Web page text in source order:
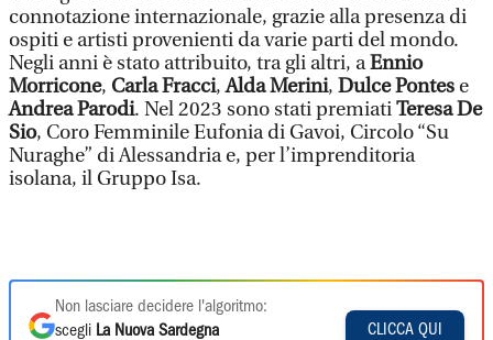
connotazione internazionale, grazie alla presenza di
ospiti e artisti provenienti da varie parti del mondo.
Negli anni è stato attribuito, tra gli altri, aEnnio
Morricone, Carla Fracci,Alda Merini, Dulce Pontes e
Andrea Parodi. Nel 2023 sono stati premiatiTeresa De
Sio, Coro Femminile Eufonia di Gavoi, Circolo “Su
Nuraghe” di Alessandria e, per l’imprenditoria
isolana, il Gruppo Isa.
Non lasciare decidere l'algoritmo:
scegli La Nuova Sardegna
CLICCA QUI